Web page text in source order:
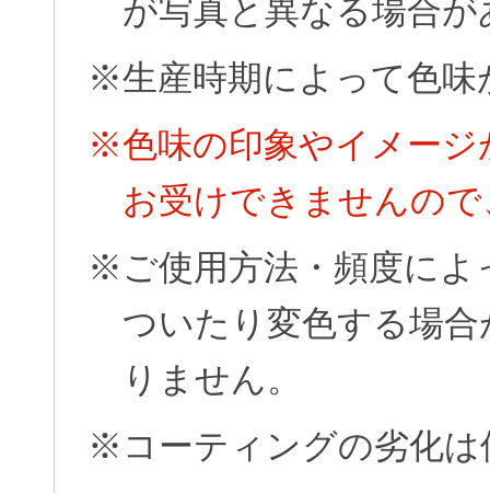
が写真と異なる場合
※生産時期によって色味
※色味の印象やイメージ
お受けできませんの
※ご使用方法・頻度によ
ついたり変色する場
りません。
※コーティングの劣化は